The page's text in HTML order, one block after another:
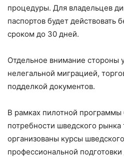
процедуры. Для владельцев
паспортов будет действовать
сроком до 30 дней.
Отдельное внимание стороны
нелегальной миграцией,
подделкой документов.
В рамках пилотной программы
потребности шведского рынка
организованы курсы
профессиональной